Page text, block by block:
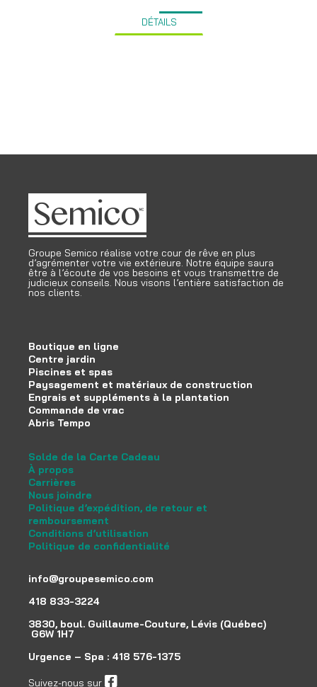
DÉTAILS
Groupe Semico réalise votre cour de rêve en plus
d’agrémenter votre vie extérieure. Notre équipe saura
être à l’écoute de vos besoins et vous transmettre de
judicieux conseils. Nous visons l’entière satisfaction de
nos clients.
Boutique en ligne
Centre jardin
Piscines et spas
Paysagement et matériaux de construction
Engrais et suppléments à la plantation
Commande de vrac
Abris Tempo
Solde de la Carte Cadeau
À propos
Carrières
Nous joindre
Politique d’expédition, de retour et
remboursement
Conditions d’utilisation
Politique de confidentialité
info@groupesemico.com
418 833-3224
3830, boul. Guillaume-Couture, Lévis (Québec)
G6W 1H7
Urgence – Spa : 418 576-1375
Suivez-nous sur